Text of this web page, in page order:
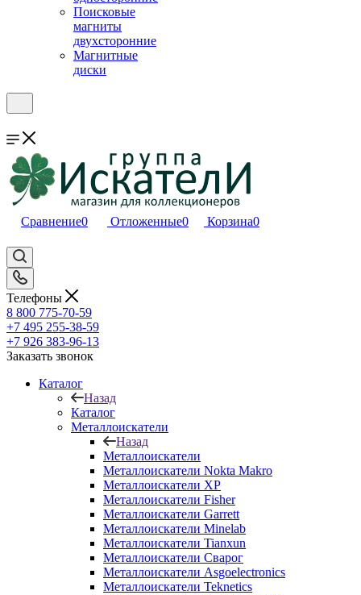
Поисковые
магниты
двухсторонние
Магнитные
диски
Сравнение0 Отложенные0 Корзина0
Телефоны
8 800 775-70-59
+7 495 255-38-59
+7 926 383-96-13
Заказать звонок
Каталог
Назад
Каталог
Металлоискатели
Назад
Металлоискатели
Металлоискатели Nokta Makro
Металлоискатели XP
Металлоискатели Fisher
Металлоискатели Garrett
Металлоискатели Minelab
Металлоискатели Tianxun
Металлоискатели Сварог
Металлоискатели Asgoelectronics
Металлоискатели Teknetics